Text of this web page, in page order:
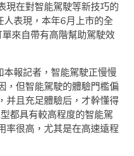
在對智能駕駛等新技巧的
表現，本年6月上市的全
來自帶有高階幫助駕駛效
報記者，智能駕駛正慢慢
，但智能駕駛的體驗門檻偏
并且充足體驗后，才幹懂得
都具有較高程度的智能駕
率很高，尤其是在高速遠程